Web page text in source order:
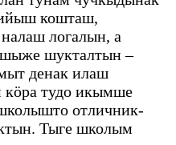
кошташ,
логалын, а
шукталтын –
денак илаш
кӧра тудо икымше
отличник-
Тыге школым